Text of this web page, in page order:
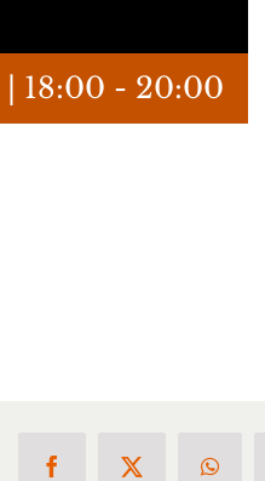
18:00 - 20:00
FacebookX